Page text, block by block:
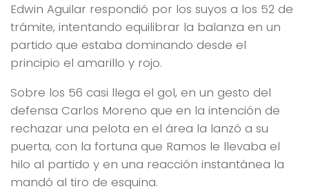
Edwin Aguilar respondió por los suyos a los 52 de
trámite, intentando equilibrar la balanza en un
partido que estaba dominando desde el
principio el amarillo y rojo.
Sobre los 56 casi llega el gol, en un gesto del
defensa Carlos Moreno que en la intención de
rechazar una pelota en el área la lanzó a su
puerta, con la fortuna que Ramos le llevaba el
hilo al partido y en una reacción instantánea la
mandó al tiro de esquina.